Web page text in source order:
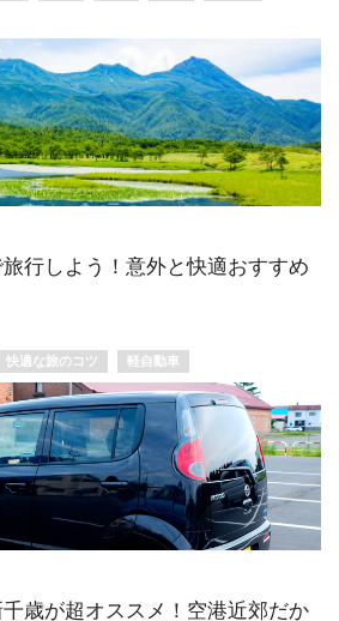
行しよう！意外と快適おすすめ
快適な旅のコツ 軽自動車
歳が超オススメ！空港近郊だか